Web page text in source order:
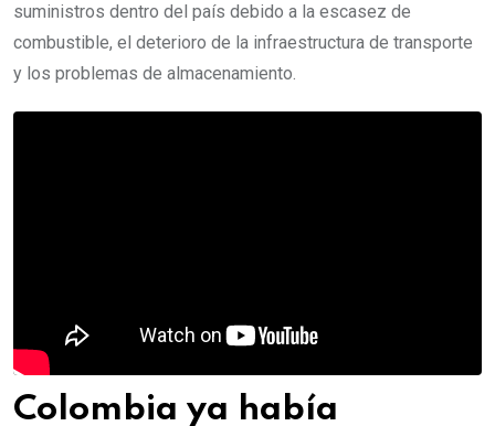
suministros dentro del país debido a la escasez de
combustible, el deterioro de la infraestructura de transporte
y los problemas de almacenamiento.
Colombia ya había